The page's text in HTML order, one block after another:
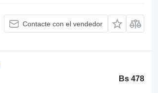
Contacte con el vendedor
Bs 478